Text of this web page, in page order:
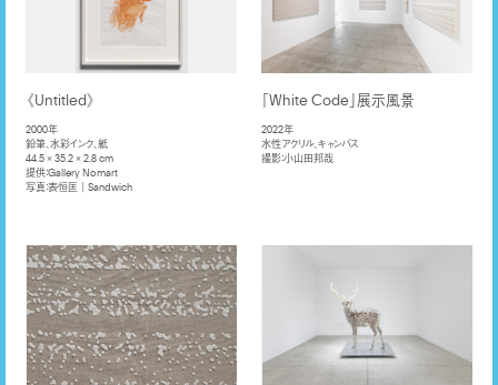
《Untitled》
2000年
鉛筆、水彩インク、紙
44.5 × 35.2 × 2.8 cm
提供：Gallery Nomart
写真：表恒匡｜Sandwich
「White Code」展示風景
2022年
水性アクリル、キャンバス
撮影：小山田邦哉